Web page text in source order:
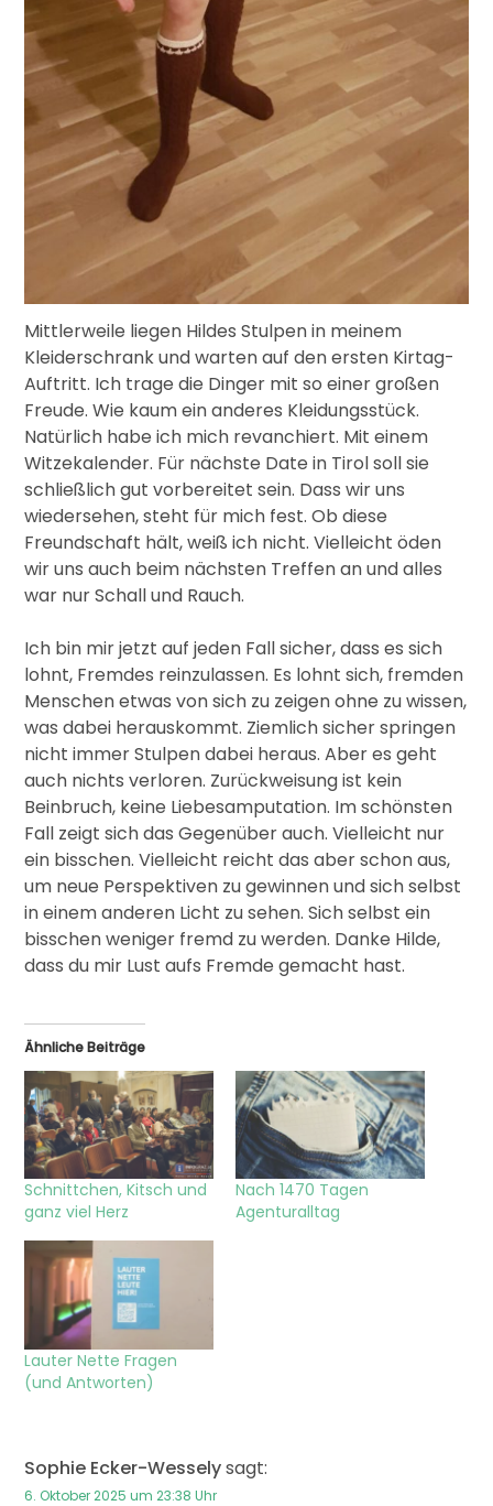
Mittlerweile liegen Hildes Stulpen in meinem
Kleiderschrank und warten auf den ersten Kirtag-
Auftritt. Ich trage die Dinger mit so einer großen
Freude. Wie kaum ein anderes Kleidungsstück.
Natürlich habe ich mich revanchiert. Mit einem
Witzekalender. Für nächste Date in Tirol soll sie
schließlich gut vorbereitet sein. Dass wir uns
wiedersehen, steht für mich fest. Ob diese
Freundschaft hält, weiß ich nicht. Vielleicht öden
wir uns auch beim nächsten Treffen an und alles
war nur Schall und Rauch.
Ich bin mir jetzt auf jeden Fall sicher, dass es sich
lohnt, Fremdes reinzulassen. Es lohnt sich, fremden
Menschen etwas von sich zu zeigen ohne zu wissen,
was dabei herauskommt. Ziemlich sicher springen
nicht immer Stulpen dabei heraus. Aber es geht
auch nichts verloren. Zurückweisung ist kein
Beinbruch, keine Liebesamputation. Im schönsten
Fall zeigt sich das Gegenüber auch. Vielleicht nur
ein bisschen. Vielleicht reicht das aber schon aus,
um neue Perspektiven zu gewinnen und sich selbst
in einem anderen Licht zu sehen. Sich selbst ein
bisschen weniger fremd zu werden. Danke Hilde,
dass du mir Lust aufs Fremde gemacht hast.
Ähnliche Beiträge
Schnittchen, Kitsch und
ganz viel Herz
Nach 1470 Tagen
Agenturalltag
Lauter Nette Fragen
(und Antworten)
Sophie Ecker-Wesselysagt:
6. Oktober 2025 um 23:38 Uhr